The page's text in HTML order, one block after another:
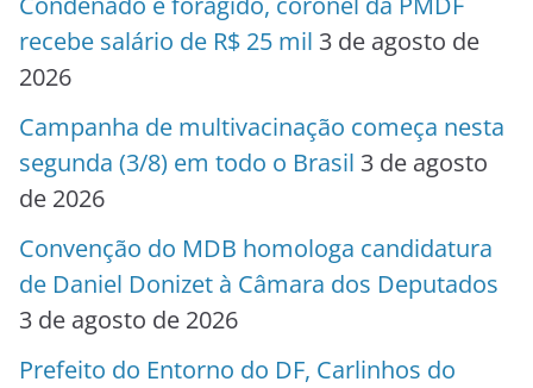
recebe salário de R$ 25 mil 3 de agosto de
2026
Campanha de multivacinação começa nesta
segunda (3/8) em todo o Brasil 3 de agosto
de 2026
Convenção do MDB homologa candidatura
de Daniel Donizet à Câmara dos Deputados
3 de agosto de 2026
Prefeito do Entorno do DF, Carlinhos do